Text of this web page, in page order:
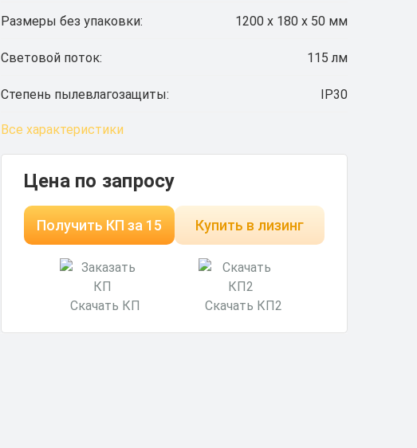
Размеры без упаковки: 1200 x 180 x 50 мм
Световой поток: 115 лм
Степень пылевлагозащиты: IP30
Все характеристики
Цена по запросу
Получить КП за 15
минут
Купить в лизинг
Скачать КП Скачать КП2